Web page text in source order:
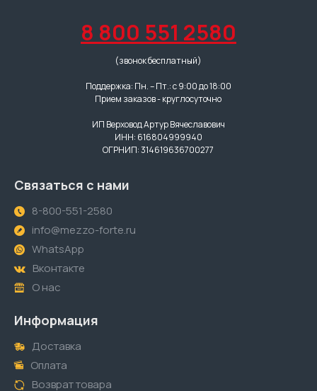
8 800 551 2580
(звонок бесплатный)
Поддержка: Пн. – Пт.: с 9:00 до 18:00
Прием заказов - круглосуточно
ИП Верховод Артур Вячеславович
ИНН: 616804999940
ОГРНИП: 314619636700277
Связаться с нами
8-800-551-2580
info@mezzo-forte.ru
WhatsApp
Вконтакте
О нас
Информация
Доставка
Оплата
Возврат товара